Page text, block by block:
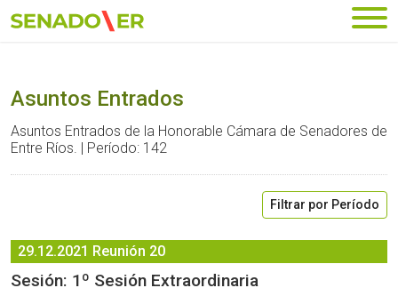
Ir al menú principal
Asuntos Entrados
Asuntos Entrados de la Honorable Cámara de Senadores de
Entre Ríos. | Período: 142
Filtrar por Período
29.12.2021 Reunión 20
Sesión: 1º Sesión Extraordinaria